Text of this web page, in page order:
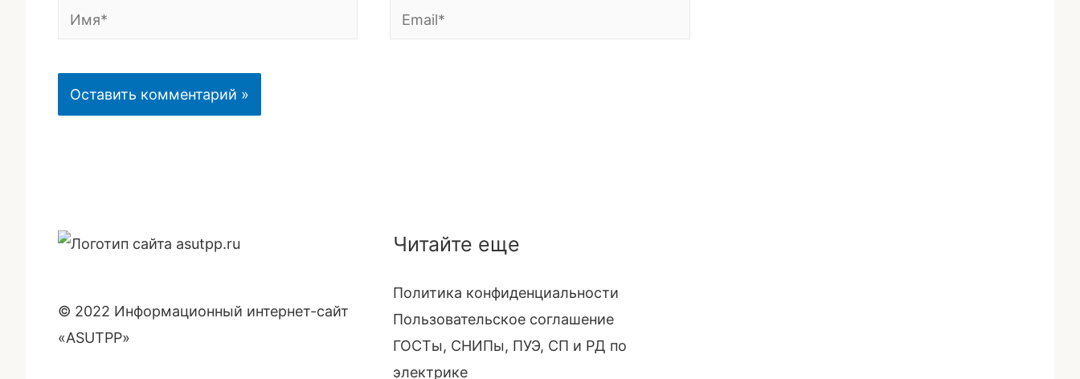
Имя* Email*
© 2022 Информационный интернет-сайт
«ASUTPP»
Читайте еще
Политика конфиденциальности
Пользовательское соглашение
ГОСТы, СНИПы, ПУЭ, СП и РД по
электрике